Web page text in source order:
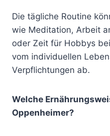
Die tägliche Routine
wie Meditation, Arbeit
oder Zeit für Hobbys
vom individuellen
Verpflichtungen ab.
Welche
Oppenheimer?